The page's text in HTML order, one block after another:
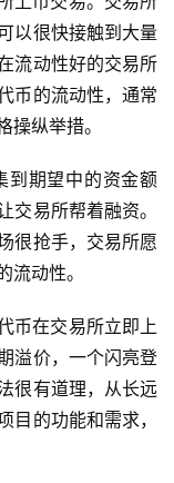
以很快接触到大量
流动性好的交易所
币的流动性，通常
纵举措。
到期望中的资金额
交易所帮着融资。
很抢手，交易所愿
动性。
币在交易所立即上
溢价，一个闪亮登
很有道理，从长远
目的功能和需求，